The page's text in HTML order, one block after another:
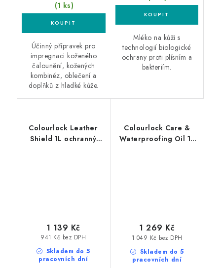
(1 ks)
Účinný přípravek pro
impregnaci koženého
čalounění, kožených
kombinéz, oblečení a
doplňků z hladké kůže.
Mléko na kůži s
technologií biologické
ochrany proti plísním a
bakteriím.
Colourlock Leather
Shield 1L ochranný
Skladem do 5
pracovních dní
941 Kč bez DPH
1 139 Kč
Colourlock Care &
Waterproofing Oil 1L
Skladem do 5
pracovních dní
1 049 Kč bez DPH
1 269 Kč